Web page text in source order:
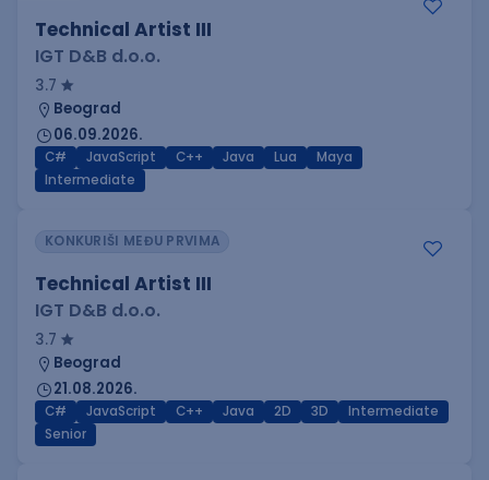
Technical Artist III
IGT D&B d.o.o.
3.7
Beograd
06.09.2026.
C# JavaScript C++ Java Lua
Maya
Intermediate
KONKURIŠI MEĐU PRVIMA
Technical Artist III
IGT D&B d.o.o.
3.7
Beograd
21.08.2026.
C# JavaScript C++ Java 2D 3D
Intermediate
Senior